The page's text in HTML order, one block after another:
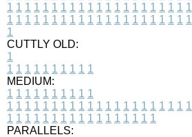
1 1 1 1 1 1 1 1 1 1 1 1 1 1 1 1 1 1 1 1 1
1 1 1 1 1 1 1 1 1 1 1 1 1 1 1 1 1 1 1 1 1
1
CUTTLY OLD:
1
1 1 1 1 1 1 1 1 1 1
MEDIUM:
1 1 1 1 1 1 1 1 1 1
1 1 1 1 1 1 1 1 1 1 1 1 1 1 1 1 1 1 1 1 1
1 1 1 1 1 1 1 1 1 1 1 1 1 1 1 1 1
PARALLELS: